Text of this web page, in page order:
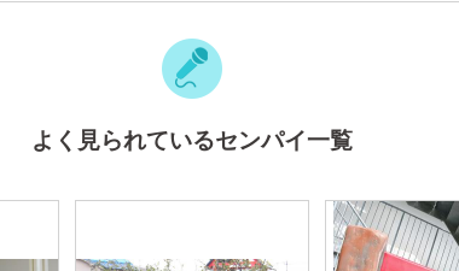
よく見られているセンパイ一覧